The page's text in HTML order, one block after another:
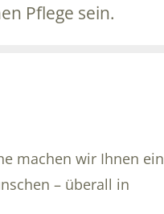
Pflege sein.
machen wir Ihnen ein
– überall in